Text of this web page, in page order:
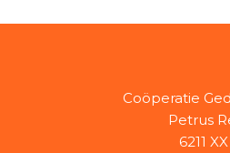
Coöperatie
Petrus
6211